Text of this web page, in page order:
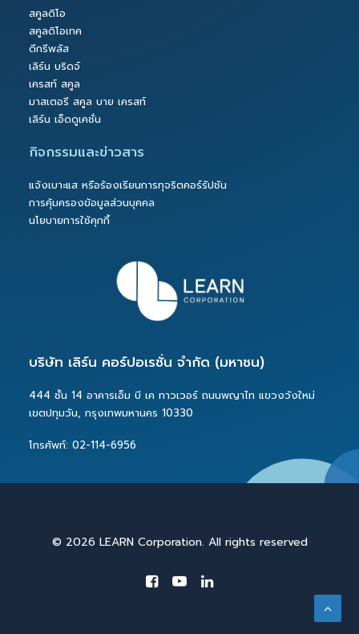
สคูลดิโอ
สคูลดิโอเทค
ดีกรีพลัส
เลิร์น บริดจ์
เครสท์ สคูล
มาสเตอรี สคูล บาย เครสท์
เลิร์น เอ็ดดูเคชั่น
กิจกรรมและข่าวสาร
แจ้งเบาะแส หรือร้องเรียนการทุจริตคอร์รัปชัน
การคุ้มครองข้อมูลส่วนบุคคล
นโยบายการใช้คุกกี้
บริษัท เลิร์น คอร์ปอเรชั่น จำกัด (มหาชน)
444 ชั้น 14 อาคารเอ็ม บี เค ทาวเวอร์ ถนนพญาไท แขวงวังใหม่
เขตปทุมวัน, กรุงเทพมหานคร 10330
โทรศัพท์: 02-114-6956
© 2026 LEARN Corporation. All rights reserved